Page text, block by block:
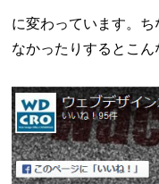
に変わっています。
なかったりするとこん